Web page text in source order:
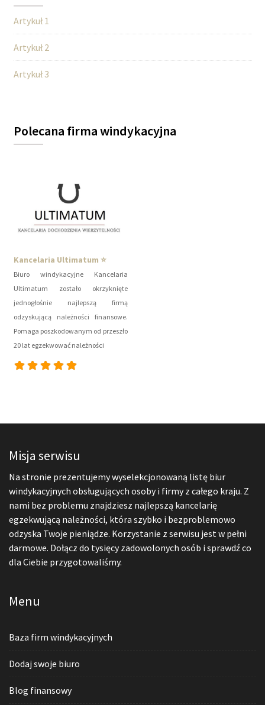
Artykuł 1
Artykuł 2
Artykuł 3
Polecana firma windykacyjna
Kancelaria Ultimatum ⭐
Biuro windykacyjne Kancelaria
Ultimatum zostało okrzyknięte
jednogłośnie najlepszą firmą
odzyskującą należności finansowe.
Pomaga poszkodowanym od przeszło
20 lat egzekwować należności
Misja serwisu
Na stronie prezentujemy wyselekcjonowaną listę biur
windykacyjnych obsługujących osoby i firmy z całego kraju. Z
nami bez problemu znajdziesz najlepszą kancelarię
egzekwującą należności, która szybko i bezproblemowo
odzyska Twoje pieniądze. Korzystanie z serwisu jest w pełni
darmowe. Dołącz do tysięcy zadowolonych osób i sprawdź co
dla Ciebie przygotowaliśmy.
Menu
Baza firm windykacyjnych
Dodaj swoje biuro
Blog finansowy